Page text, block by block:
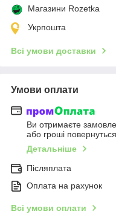
Магазини Rozetka
Укрпошта
Всі умови доставки
Умови оплати
Ви отримаєте
або гроші
Детальніше
Післяплата
Оплата на рахунок
Всі умови оплати